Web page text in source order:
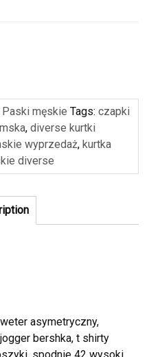
Paski męskie Tags: czapki
, diverse kurtki
wyprzedaż, kurtka
diverse
asymetryczny,
bershka, t shirty
spodnie 42 wysoki